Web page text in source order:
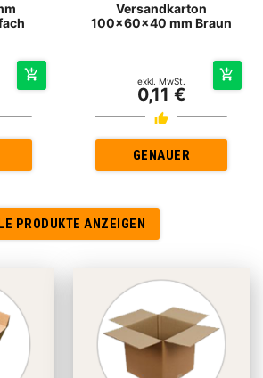
Versandkarton
100x60x40 mm Braun
exkl. MwSt.
0,11 €
GENAUER
PRODUKTE ANZEIGEN